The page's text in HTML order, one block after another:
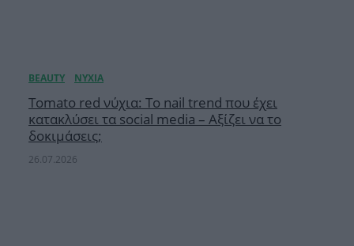
Tomato red νύχια: Το nail trend που έχει
κατακλύσει τα social media – Αξίζει να το
δοκιμάσεις;
26.07.2026